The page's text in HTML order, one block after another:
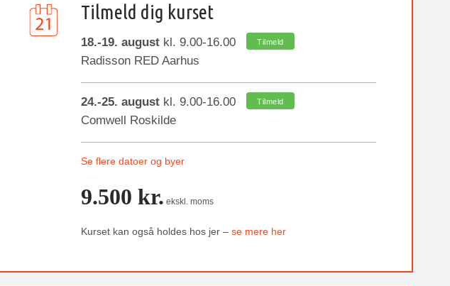
Tilmeld dig kurset
18.-19. august kl. 9.00-16.00 Tilmeld
Radisson RED Aarhus
24.-25. august kl. 9.00-16.00 Tilmeld
Comwell Roskilde
Se flere datoer og byer
9.500 kr. ekskl. moms
Kurset kan også holdes hos jer – se mere her